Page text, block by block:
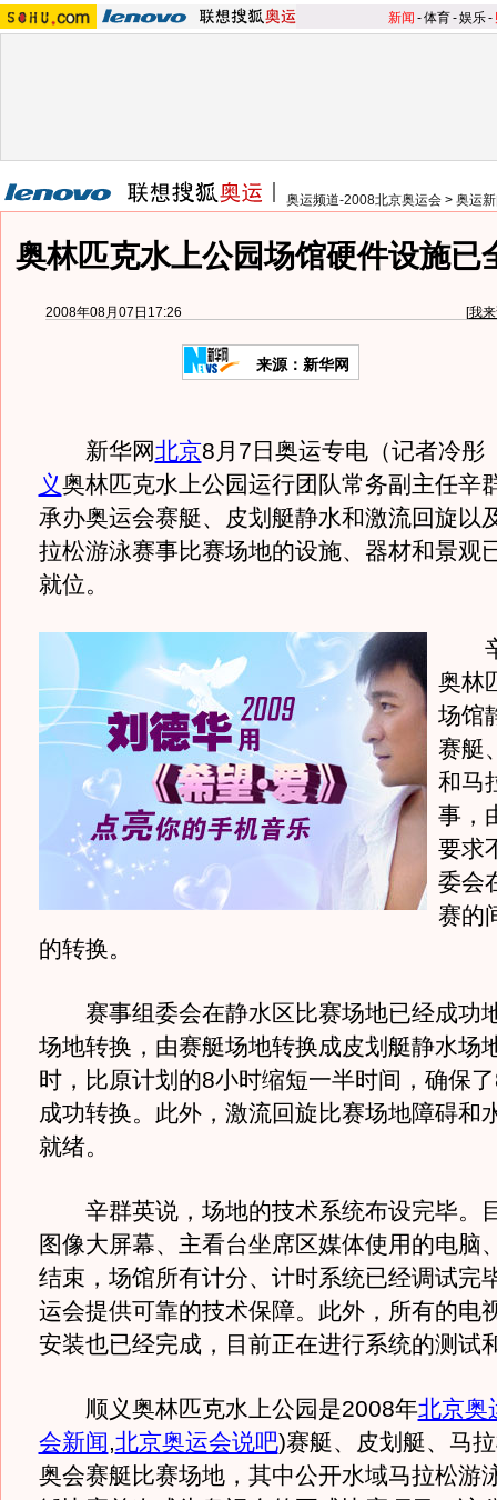
新闻 -体育-娱乐-
奥运频道-2008北京奥运会 > 奥运
奥林匹克水上公园场馆硬件设施已
2008年08月07日17:26 [我
来源：新华网
新华网北京8月7日奥运专电（记者冷
义奥林匹克水上公园运行团队常务副主任辛
承办奥运会赛艇、皮划艇静水和激流回旋以
拉松游泳赛事比赛场地的设施、器材和景观
就位。
辛
奥林
场馆
赛艇
和马
事，
要求
委会
赛的
的转换。
赛事组委会在静水区比赛场地已经成功
场地转换，由赛艇场地转换成皮划艇静水场
时，比原计划的8小时缩短一半时间，确保
成功转换。此外，激流回旋比赛场地障碍和
就绪。
辛群英说，场地的技术系统布设完毕。
图像大屏幕、主看台坐席区媒体使用的电脑
结束，场馆所有计分、计时系统已经调试完
运会提供可靠的技术保障。此外，所有的电
安装也已经完成，目前正在进行系统的测试
顺义奥林匹克水上公园是2008年北京奥
会新闻,北京奥运会说吧)赛艇、皮划艇、马
奥会赛艇比赛场地，其中公开水域马拉松游